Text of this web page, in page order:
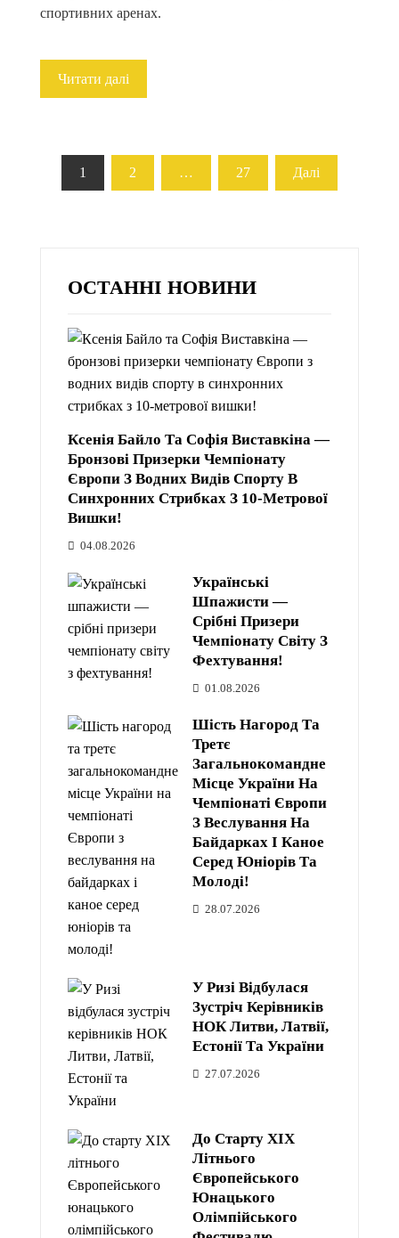
спортивних аренах.
Читати далі
Пагінація
1 2 … 27 Далі
ОСТАННІ НОВИНИ
Ксенія Байло Та Софія Виставкіна —
Бронзові Призерки Чемпіонату
Європи З Водних Видів Спорту В
Синхронних Стрибках З 10-Метрової
Вишки!
04.08.2026
Українські
Шпажисти —
Срібні Призери
Чемпіонату Світу З
Фехтування!
01.08.2026
Шість Нагород Та
Третє
Загальнокомандне
Місце України На
Чемпіонаті Європи
З Веслування На
Байдарках І Каное
Серед Юніорів Та
Молоді!
28.07.2026
У Ризі Відбулася
Зустріч Керівників
НОК Литви, Латвії,
Естонії Та України
27.07.2026
До Старту XIX
Літнього
Європейського
Юнацького
Олімпійського